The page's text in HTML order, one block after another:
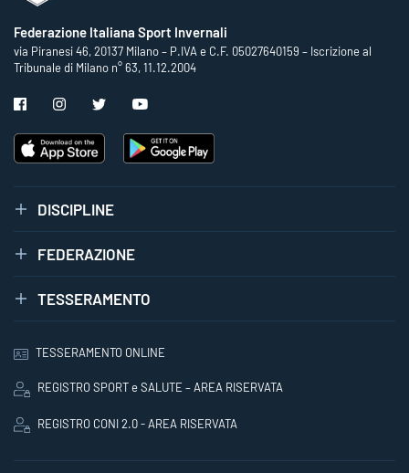
Federazione Italiana Sport Invernali
via Piranesi 46, 20137 Milano – P.IVA e C.F. 05027640159 – Iscrizione al
Tribunale di Milano n° 63, 11.12.2004
DISCIPLINE
FEDERAZIONE
TESSERAMENTO
TESSERAMENTO ONLINE
REGISTRO SPORT e SALUTE – AREA RISERVATA
REGISTRO CONI 2.0 - AREA RISERVATA